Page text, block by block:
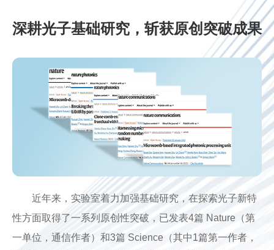
深耕光子基础研究，斩获原创突破成果
近年来，实验室着力加强基础研究，在探索光子新特
性方面取得了一系列原创性突破，已发表4篇 Nature（第
一单位，通信作者）和3篇 Science（其中1篇第一作者，